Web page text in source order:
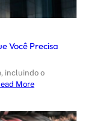
Você Precisa
incluindo o
More